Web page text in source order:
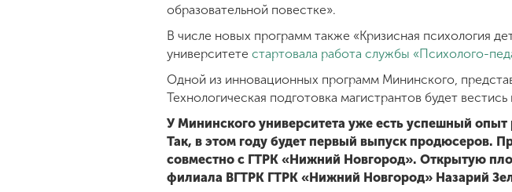
образовательной повестке».
В числе новых программ также «Кризисная психология
университете стартовала работа службы «Психолого-
Одной из инновационных программ Мининского,
Технологическая подготовка магистрантов будет
У Мининского университета уже есть успешный
Так, в этом году будет первый выпуск продюсеров.
совместно с ГТРК «Нижний Новгород». Открытую
филиала ВГТРК ГТРК «Нижний Новгород» Назарий